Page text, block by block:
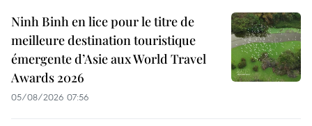
Ninh Binh en lice pour le titre de
meilleure destination touristique
émergente d’Asie aux World Travel
Awards 2026
05/08/2026 07:56